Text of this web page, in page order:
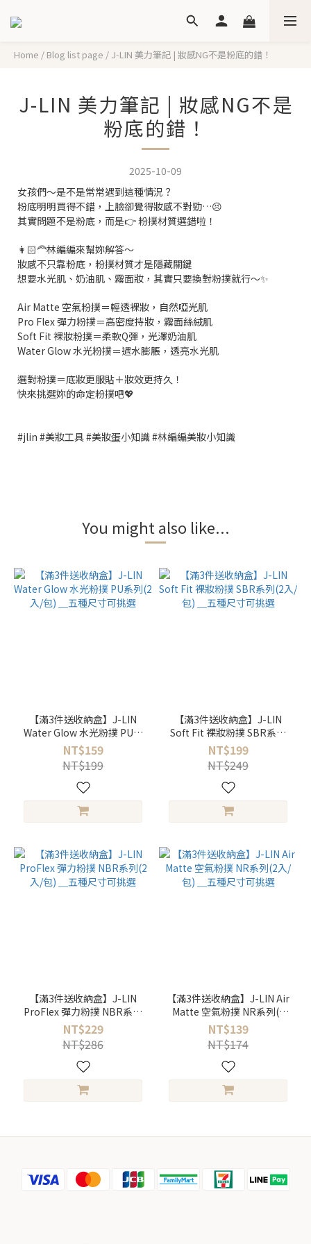
Home / Blog list page / J-LIN 美力筆記 | 妝感NG不是粉底的錯！
J-LIN 美力筆記 | 妝感NG不是
粉底的錯！
2025-10-09
女孩們～是不是常常遇到這種情況？
粉底明明買得不錯，上臉卻覺得妝感不對勁…😣
其實問題不是粉底，而是👉 粉撲材質選錯啦！
👩🏻‍🦰林編編來幫妳解答～
妝感不只靠粉底，粉撲材質才是隱藏關鍵
想要水光肌、奶油肌、霧面妝，其實只要換對粉撲就行～✨
Air Matte 空氣粉撲＝輕透裸妝，自然啞光肌
Pro Flex 彈力粉撲＝高密度持妝，霧面絲絨肌
Soft Fit 裸妝粉撲＝柔軟Q彈，光澤奶油肌
Water Glow 水光粉撲＝遇水膨脹，透亮水光肌
選對粉撲＝底妝更服貼＋妝效更持久！
快來挑選妳的命定粉撲吧💖
#jlin #美妝工具 #美妝蛋小知識 #林編編美妝小知識
You might also like...
【滿3件送收納盒】J-LIN
Water Glow 水光粉撲 PU系
列(2入/包) ＿五種尺寸可挑
選
NT$159
NT$199
【滿3件送收納盒】J-LIN
Soft Fit 裸妝粉撲 SBR系列
(2入/包) ＿五種尺寸可挑選
NT$199
NT$249
【滿3件送收納盒】J-LIN
ProFlex 彈力粉撲 NBR系列
(2入/包) ＿五種尺寸可挑選
NT$229
NT$286
【滿3件送收納盒】J-LIN Air
Matte 空氣粉撲 NR系列(2
入/包) ＿五種尺寸可挑選
NT$139
NT$174